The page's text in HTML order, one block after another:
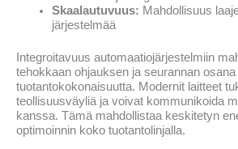
Skaalautuvuus: Mahdollisuus
järjestelmää
Integroitavuus automaatiojärjestelmiin
tehokkaan ohjauksen ja seurannan
tuotantokokonaisuutta. Modernit laitteet
teollisuusväyliä ja voivat kommunikoida
kanssa. Tämä mahdollistaa keskitetyn
optimoinnin koko tuotantolinjalla.